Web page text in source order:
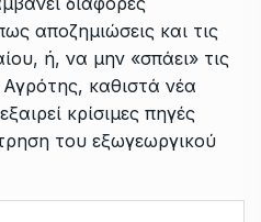
αποζημιώσεις και τις
ή, να μην «σπάει» τις
καθιστά νέα
κρίσιμες πηγές
του εξωγεωργικού